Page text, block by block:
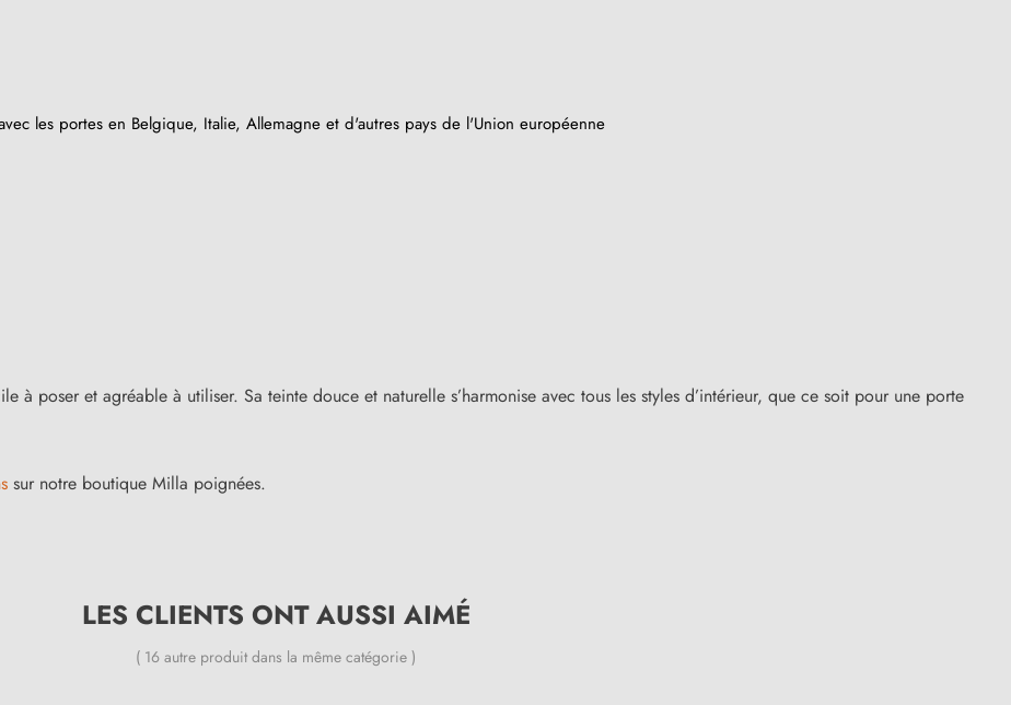
les portes en Belgique, Italie, Allemagne et d'autres pays de l'Union européenne
à poser et agréable à utiliser. Sa teinte douce et naturelle s’harmonise avec tous les styles d’intérieur, que ce soit pour une porte
sur notre boutique Milla poignées.
LES CLIENTS ONT AUSSI AIMÉ
( 16 autre produit dans la même catégorie )